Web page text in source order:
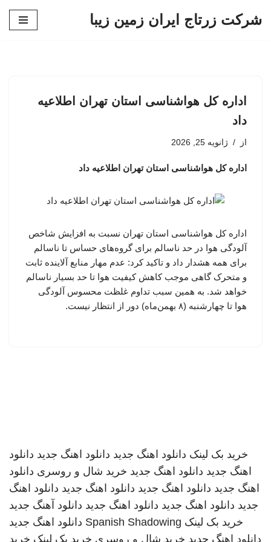
شرکت زرتاج ایران زمین زیبا
اداره کل هواشناسی استان تهران اطلاعیه
داد
از ژانویه 25, 2026
اداره کل هواشناسی استان تهران اطلاعیه داد
اداره کل هواشناسی استان تهران نسبت به افزایش شاخص
آلودگی هوا در حد ناسالم برای گروه‌های حساس تا ناسالم
برای همه هشدار داد و تاکید کرد: عدم مهار منابع آلاینده ثابت
و متحرک گاهی موجب کاهش کیفیت هوا تا حد بسیار ناسالم
خواهد شد. به همین سبب تداوم غلظت محسوس آلودگی
هوا تا چهارشنبه (۸ بهمن‌ماه) دور از انتظار نیست.
خرید بک لینک دانلود اهنگ جدید دانلود اهنگ جدید دانلود
اهنگ جدید دانلود اهنگ جدید خرید شال و روسری دانلود
اهنگ جدید دانلود اهنگ جدید دانلود اهنگ جدید دانلود اهنگ
جدید دانلود اهنگ جدید دانلود اهنگ جدید دانلود آهنگ جدید
خرید بک لینک Spanish Shadowing دانلود اهنگ جدید
دانلود اهنگ جدید خرید شال و روسری خرید بک لینک خرید